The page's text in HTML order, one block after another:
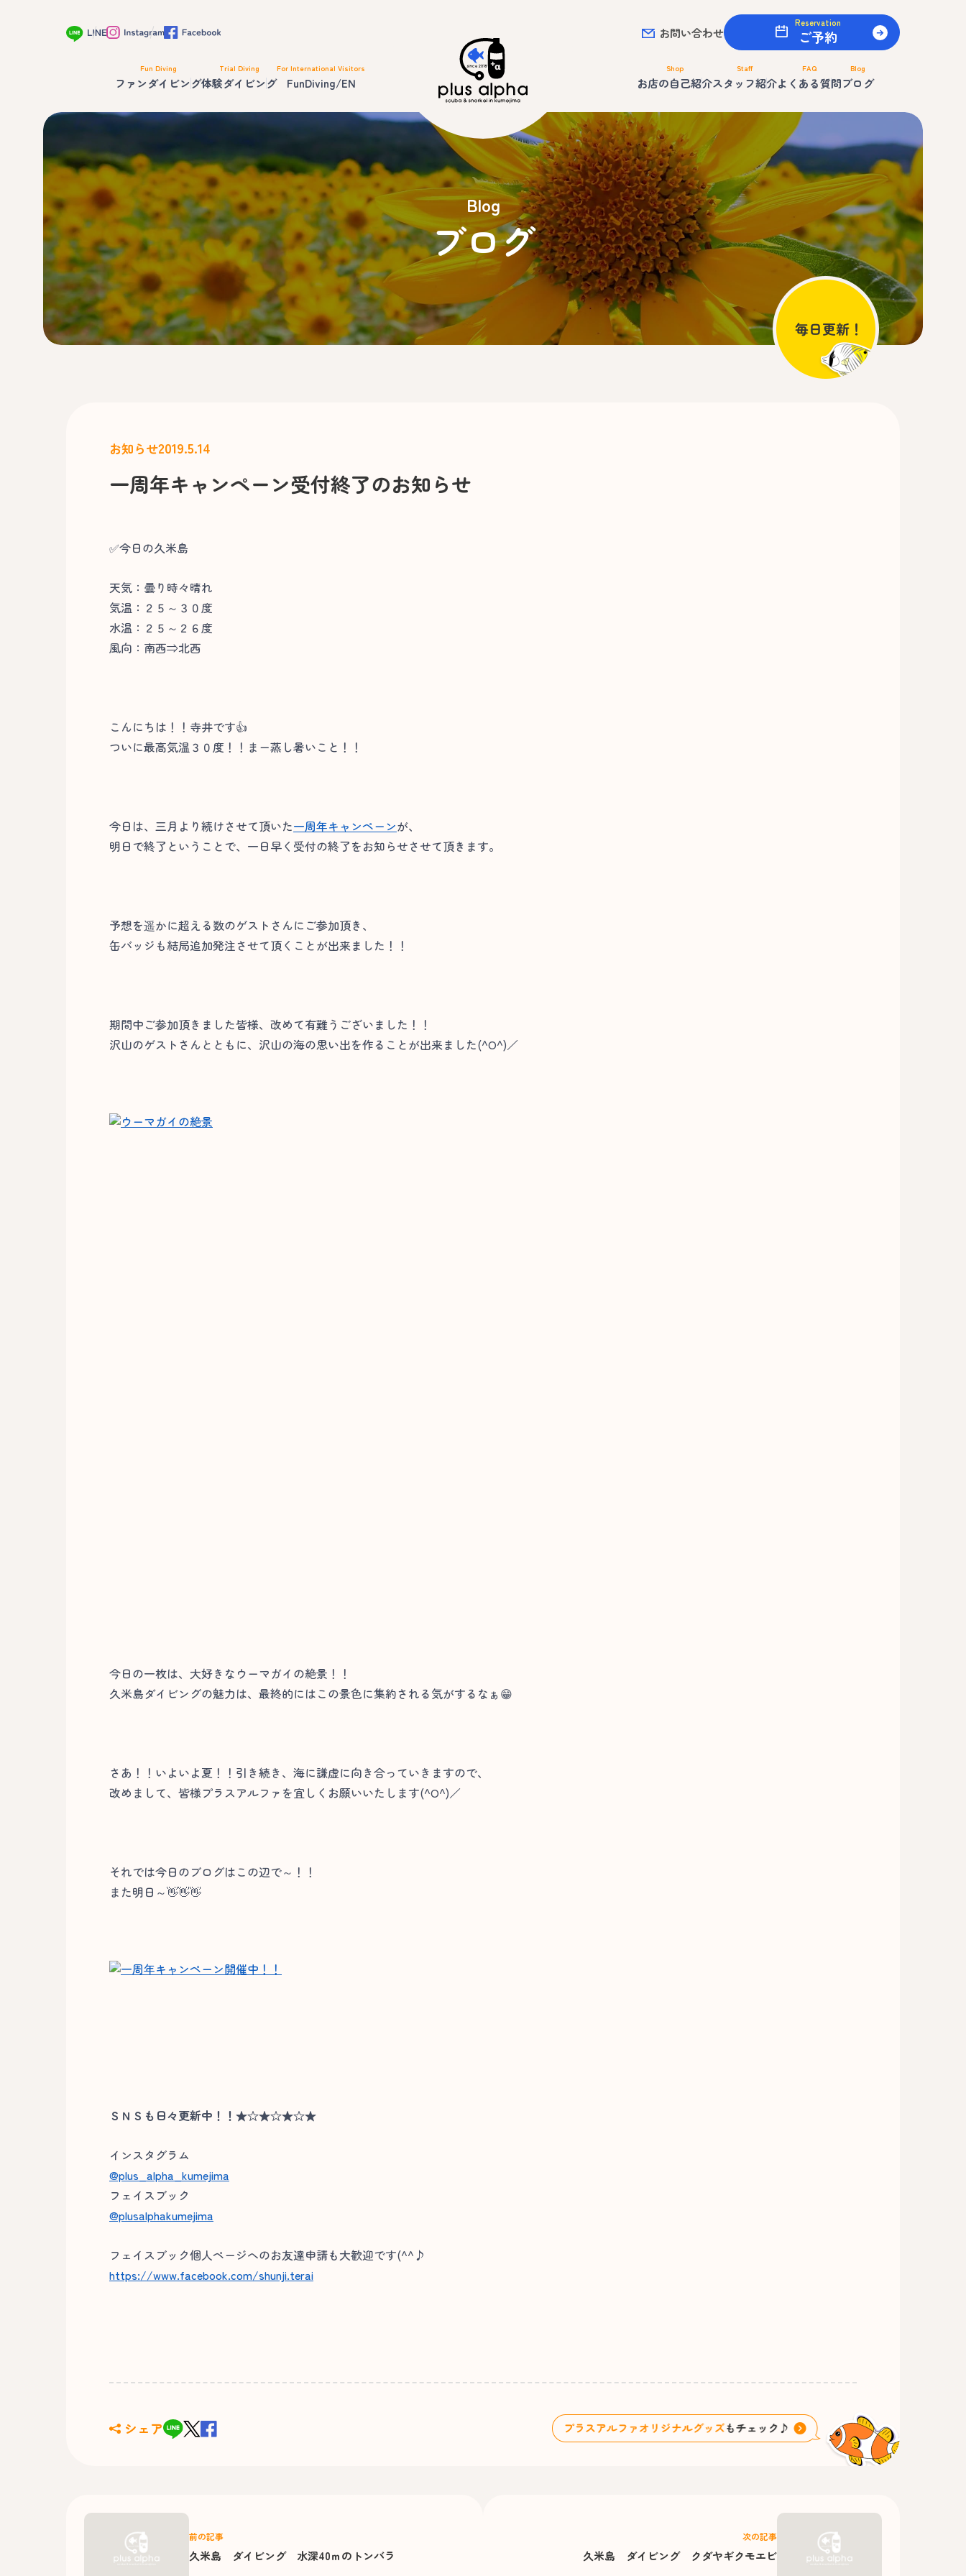
お問い合わせ
Reservation
ご予約
Fun Diving
ファンダイビング
Trial Diving
体験ダイビング
For International Visitors
FunDiving/EN
Shop
お店の自己紹介
Staff
スタッフ紹介
FAQ
よくある質問
Blog
ブログ
Blog
ブログ
お知らせ2019.5.14
一周年キャンペーン受付終了のお知らせ
✅今日の久米島
天気：曇り時々晴れ
気温：２５～３０度
水温：２５～２６度
風向：南西⇒北西
こんにちは！！寺井です👍
ついに最高気温３０度！！まー蒸し暑いこと！！
今日は、三月より続けさせて頂いた一周年キャンペーンが、
明日で終了ということで、一日早く受付の終了をお知らせさせて頂きます。
予想を遥かに超える数のゲストさんにご参加頂き、
缶バッジも結局追加発注させて頂くことが出来ました！！
期間中ご参加頂きました皆様、改めて有難うございました！！
沢山のゲストさんとともに、沢山の海の思い出を作ることが出来ました(^O^)／
今日の一枚は、大好きなウーマガイの絶景！！
久米島ダイビングの魅力は、最終的にはこの景色に集約される気がするなぁ😁
さあ！！いよいよ夏！！引き続き、海に謙虚に向き合っていきますので、
改めまして、皆様プラスアルファを宜しくお願いいたします(^O^)／
それでは今日のブログはこの辺で～！！
また明日～👋👋👋
ＳＮＳも日々更新中！！★☆★☆★☆★
インスタグラム
@plus_alpha_kumejima
フェイスブック
@plusalphakumejima
フェイスブック個人ページへのお友達申請も大歓迎です(^^♪
https://www.facebook.com/shunji.terai
シェア
前の記事
久米島 ダイビング 水深40ｍのトンバラ
次の記事
久米島 ダイビング クダヤギクモエビ